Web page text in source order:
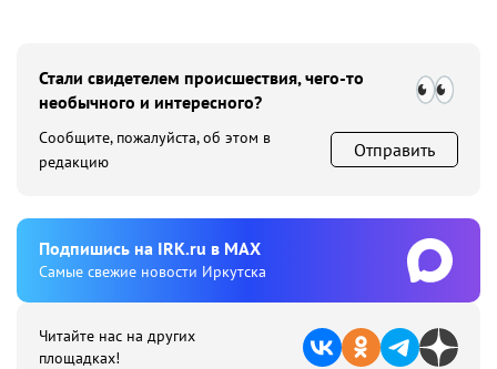
Стали свидетелем происшествия, чего-то
необычного и интересного?
Сообщите, пожалуйста, об этом в
редакцию
Отправить
Подпишиcь на IRK.ru в MAX
Cамые свежие новости Иркутска
Читайте нас на других
площадках!